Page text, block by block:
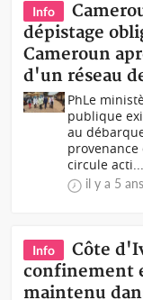
Info
dépistage
Cameroun
d'un réseau
PhLe
publique
au
provenance
circule acti...
il y a 5 ans
Info
Côte
confinement
maintenu